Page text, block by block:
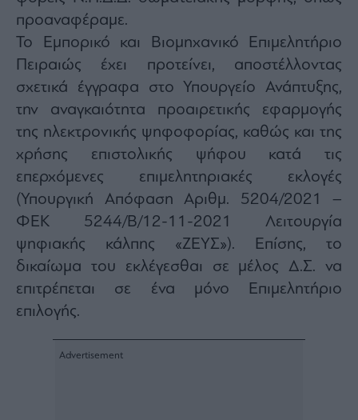
προαναφέραμε.
Το Εμπορικό και Βιομηχανικό Επιμελητήριο
Πειραιώς έχει προτείνει, αποστέλλοντας
σχετικά έγγραφα στο Υπουργείο Ανάπτυξης,
την αναγκαιότητα προαιρετικής εφαρμογής
της ηλεκτρονικής ψηφοφορίας, καθώς και της
χρήσης επιστολικής ψήφου κατά τις
επερχόμενες επιμελητηριακές εκλογές
(Υπουργική Απόφαση Αριθμ. 5204/2021 –
ΦΕΚ 5244/Β/12-11-2021 Λειτουργία
ψηφιακής κάλπης «ΖΕΥΣ»). Επίσης, το
δικαίωμα του εκλέγεσθαι σε μέλος Δ.Σ. να
επιτρέπεται σε ένα μόνο Επιμελητήριο
επιλογής.